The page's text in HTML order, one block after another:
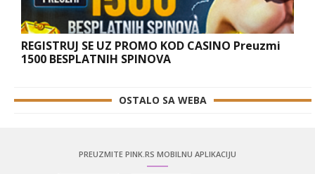
REGISTRUJ SE UZ PROMO KOD CASINO Preuzmi
1500 BESPLATNIH SPINOVA
OSTALO SA WEBA
PREUZMITE PINK.RS MOBILNU APLIKACIJU